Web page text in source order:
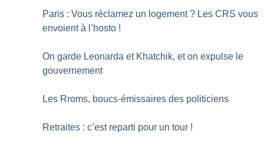
Paris : Vous réclamez un logement ? Les CRS vous
envoient à l’hosto !
On garde Leonarda et Khatchik, et on expulse le
gouvernement
Les Rroms, boucs-émissaires des politiciens
Retraites : c’est reparti pour un tour !